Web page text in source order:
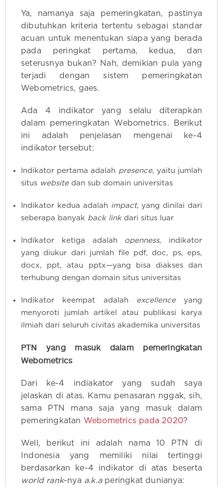
Ya, namanya saja pemeringkatan, pastinya
dibutuhkan kriteria tertentu sebagai standar
acuan untuk menentukan siapa yang berada
pada peringkat pertama, kedua, dan
seterusnya bukan? Nah, demikian pula yang
terjadi dengan sistem pemeringkatan
Webometrics, gaes.
Ada 4 indikator yang selalu diterapkan
dalam pemeringkatan Webometrics. Berikut
ini adalah penjelasan mengenai ke-4
indikator tersebut:
Indikator pertama adalah presence, yaitu jumlah
situs websitedan sub domain universitas
Indikator kedua adalah impact, yang dinilai dari
seberapa banyak back linkdari situs luar
Indikator ketiga adalah openness, indikator
yang diukur dari jumlah file pdf, doc, ps, eps,
docx, ppt, atau pptx—yang bisa diakses dan
terhubung dengan domain situs universitas
Indikator keempat adalah excellence yang
menyoroti jumlah artikel atau publikasi karya
ilmiah dari seluruh civitas akademika universitas
PTN yang masuk dalam pemeringkatan
Webometrics
Dari ke-4 indiakator yang sudah saya
jelaskan di atas. Kamu penasaran nggak, sih,
sama PTN mana saja yang masuk dalam
pemeringkatan Webometrics pada 2020?
Well, berikut ini adalah nama 10 PTN di
Indonesia yang memiliki nilai tertinggi
berdasarkan ke-4 indikator di atas beserta
world rank-nya a.k.a peringkat dunianya: